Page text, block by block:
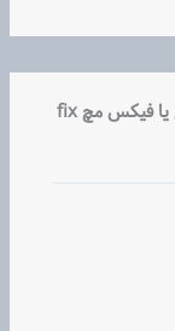
21 دیدگاه دربارهٔ «خرید و فروش بازی های تبانی یا فیکس مچ fix